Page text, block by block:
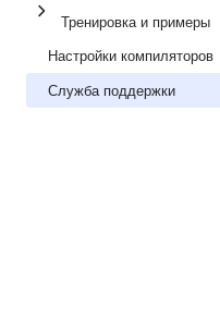
Тренировка и примеры
Настройки компиляторов
Служба поддержки